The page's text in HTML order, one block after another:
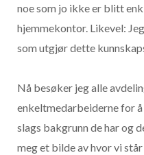
noe som jo ikke er blitt
hjemmekontor. Likevel:
som utgjør dette
Nå besøker jeg alle
enkeltmedarbeiderne for å
slags bakgrunn de har og
meg et bilde av hvor vi